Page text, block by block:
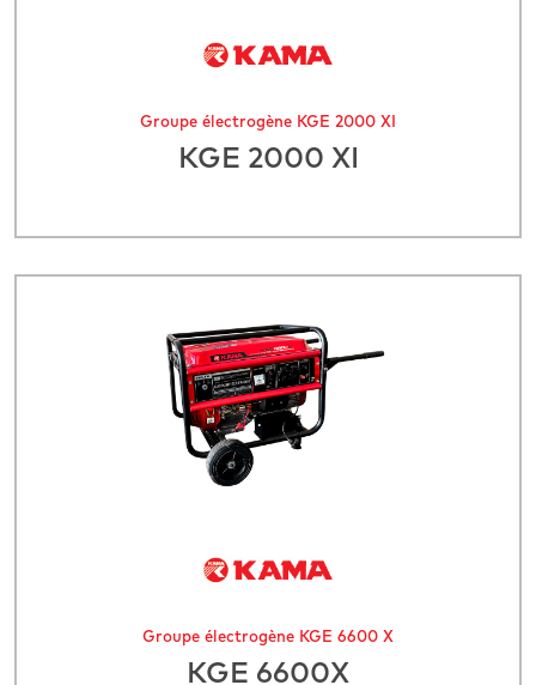
Groupe électrogène KGE 2000 XI
KGE 2000 XI
Groupe électrogène KGE 6600 X
KGE 6600X